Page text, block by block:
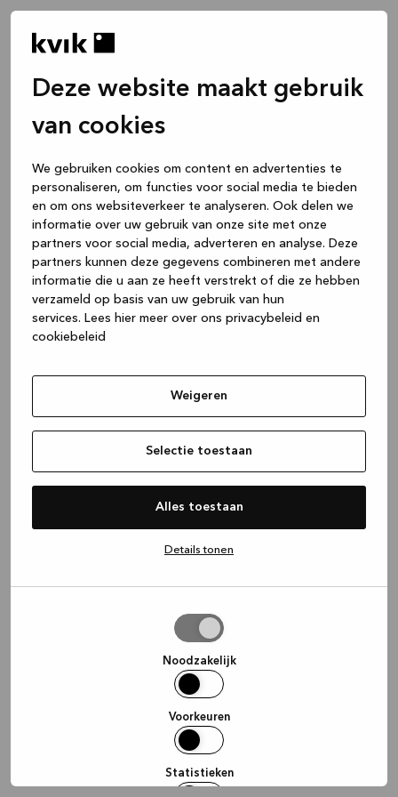
Deze website maakt gebruik
van cookies
We gebruiken cookies om content en advertenties te
personaliseren, om functies voor social media te bieden
en om ons websiteverkeer te analyseren. Ook delen we
informatie over uw gebruik van onze site met onze
partners voor social media, adverteren en analyse. Deze
partners kunnen deze gegevens combineren met andere
informatie die u aan ze heeft verstrekt of die ze hebben
verzameld op basis van uw gebruik van hun
services. Lees hier meer over ons privacybeleid en
cookiebeleid
Weigeren
Selectie toestaan
Alles toestaan
Details tonen
Noodzakelijk
Voorkeuren
Statistieken
(see the browser console for more
information).